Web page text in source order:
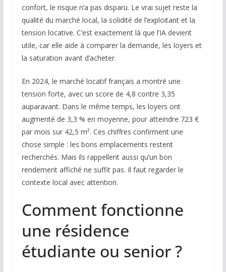
confort, le risque n’a pas disparu. Le vrai sujet reste la
qualité du marché local, la solidité de l’exploitant et la
tension locative. C’est exactement là que l’IA devient
utile, car elle aide à comparer la demande, les loyers et
la saturation avant d’acheter.
En 2024, le marché locatif français a montré une
tension forte, avec un score de 4,8 contre 3,35
auparavant. Dans le même temps, les loyers ont
augmenté de 3,3 % en moyenne, pour atteindre 723 €
par mois sur 42,5 m². Ces chiffres confirment une
chose simple : les bons emplacements restent
recherchés. Mais ils rappellent aussi qu’un bon
rendement affiché ne suffit pas. Il faut regarder le
contexte local avec attention.
Comment fonctionne
une résidence
étudiante ou senior ?